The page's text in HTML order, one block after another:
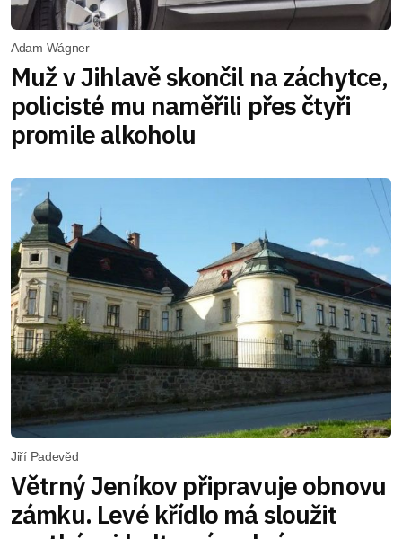
Adam Wágner
Muž v Jihlavě skončil na záchytce,
policisté mu naměřili přes čtyři
promile alkoholu
Jiří Padevěd
Větrný Jeníkov připravuje obnovu
zámku. Levé křídlo má sloužit